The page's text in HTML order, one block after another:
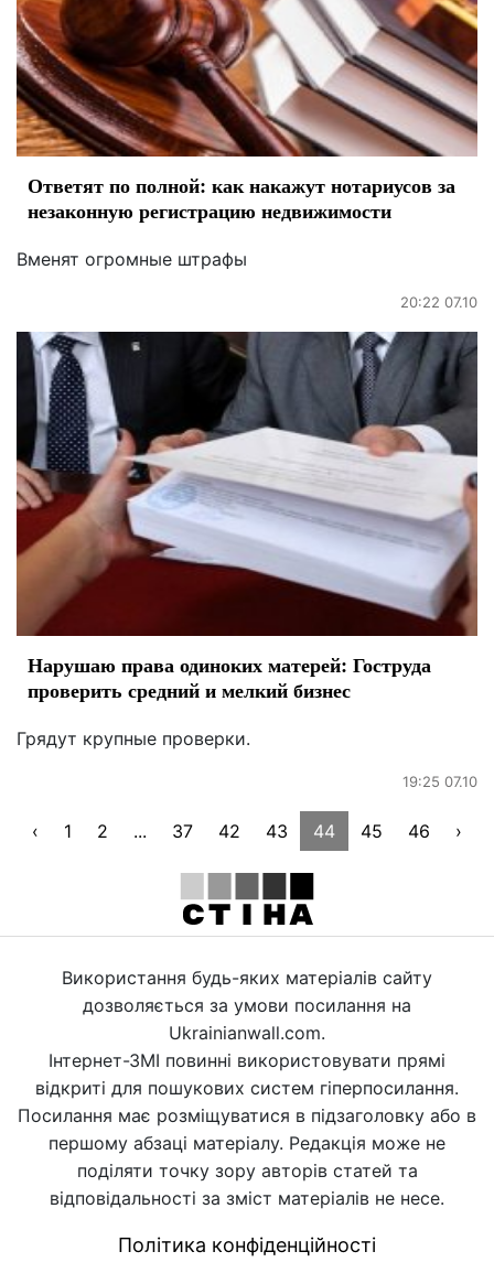
Ответят по полной: как накажут нотариусов за
незаконную регистрацию недвижимости
Вменят огромные штрафы
20:22 07.10
Нарушаю права одиноких матерей: Гоструда
проверить средний и мелкий бизнес
Грядут крупные проверки.
19:25 07.10
‹ 1 2 ... 37 42 43 44 45 46 ›
Використання будь-яких матеріалів сайту
дозволяється за умови посилання на
Ukrainianwall.com.
Інтернет-ЗМІ повинні використовувати прямі
відкриті для пошукових систем гіперпосилання.
Посилання має розміщуватися в підзаголовку або в
першому абзаці матеріалу. Редакція може не
поділяти точку зору авторів статей та
відповідальності за зміст матеріалів не несе.
Політика конфіденційності